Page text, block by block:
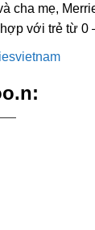
cha mẹ,
với trẻ từ 0